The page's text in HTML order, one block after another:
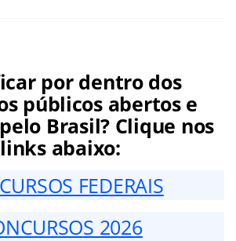
por dentro dos
públicos abertos e
Brasil? Clique nos
links abaixo:
FEDERAIS
2026